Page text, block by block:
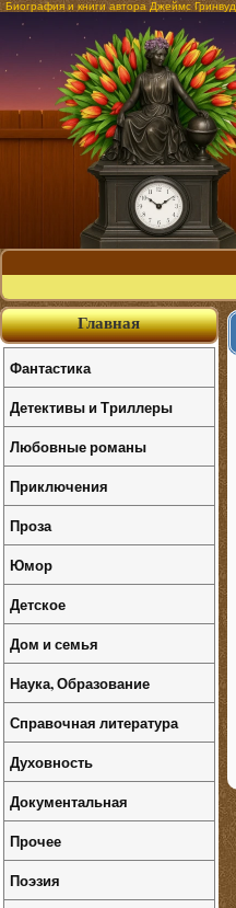
Биография и книги автора Джеймс Гринвуд
Главная
Фантастика
Детективы и Триллеры
Любовные романы
Приключения
Проза
Юмор
Детское
Дом и семья
Наука, Образование
Справочная литература
Духовность
Документальная
Прочее
Поэзия